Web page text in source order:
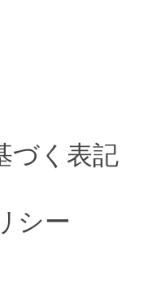
づく表記
シー